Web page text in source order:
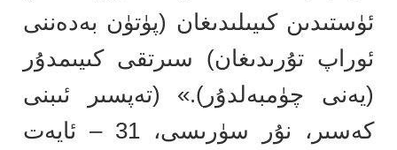
ئۈستىدىن كىيىلىدىغان (پۈتۈن بەدەننى
ئوراپ تۇرىدىغان) سىرتقى كىيىمدۇر
(يەنى چۈمبەلدۇر).» (تەپسىر ئىبنى
كەسىر، نۇر سۈرىسى، 31 – ئايەت